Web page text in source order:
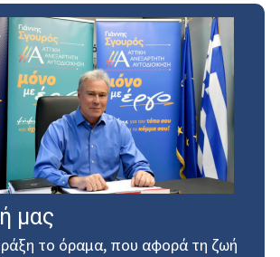
μας
το όραμα, που αφορά τη ζωή